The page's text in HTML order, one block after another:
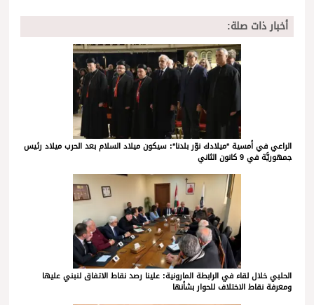
أخبار ذات صلة:
الراعي في أمسية *ميلادك نوّر بلدنا*: سيكون ميلاد السلام بعد الحرب ميلاد رئيس
جمهوريَّة في 9 كانون الثاني
الحلبي خلال لقاء في الرابطة المارونية: علينا رصد نقاط الاتفاق لنبني عليها
ومعرفة نقاط الاختلاف للحوار بشأنها